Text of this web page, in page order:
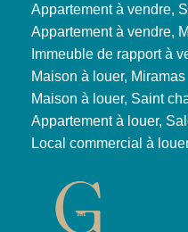
Appartement à vendre,
Appartement à vendre,
Immeuble de rapport à
Maison à louer, Miramas
Maison à louer, Saint
Appartement à louer,
Local commercial à